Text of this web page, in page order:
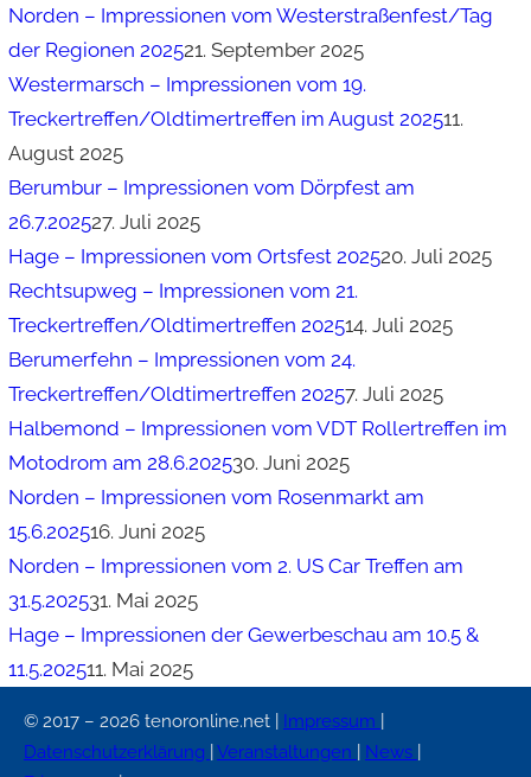
Norden – Impressionen vom Westerstraßenfest/Tag
der Regionen 202521. September 2025
Westermarsch – Impressionen vom 19.
Treckertreffen/Oldtimertreffen im August 202511.
August 2025
Berumbur – Impressionen vom Dörpfest am
26.7.202527. Juli 2025
Hage – Impressionen vom Ortsfest 202520. Juli 2025
Rechtsupweg – Impressionen vom 21.
Treckertreffen/Oldtimertreffen 202514. Juli 2025
Berumerfehn – Impressionen vom 24.
Treckertreffen/Oldtimertreffen 20257. Juli 2025
Halbemond – Impressionen vom VDT Rollertreffen im
Motodrom am 28.6.202530. Juni 2025
Norden – Impressionen vom Rosenmarkt am
15.6.202516. Juni 2025
Norden – Impressionen vom 2. US Car Treffen am
31.5.202531. Mai 2025
Hage – Impressionen der Gewerbeschau am 10.5 &
11.5.202511. Mai 2025
© 2017 – 2026 tenoronline.net | Impressum
Datenschutzerklärung
Veranstaltungen News